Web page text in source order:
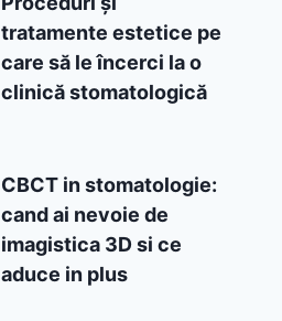
tratamente estetice pe
care să le încerci la o
clinică stomatologică
CBCT in stomatologie:
cand ai nevoie de
imagistica 3D si ce
aduce in plus